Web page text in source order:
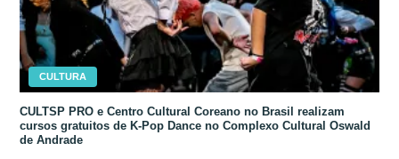
CULTURA
CULTSP PRO e Centro Cultural Coreano no Brasil realizam
cursos gratuitos de K-Pop Dance no Complexo Cultural Oswald
de Andrade